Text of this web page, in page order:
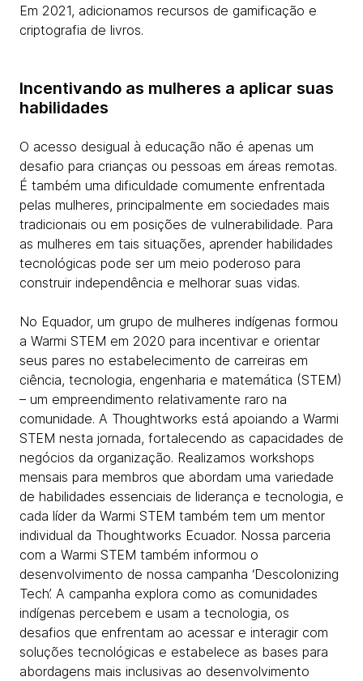
Em 2021, adicionamos recursos de gamificação e
criptografia de livros.
Incentivando as mulheres a aplicar suas
habilidades
O acesso desigual à educação não é apenas um
desafio para crianças ou pessoas em áreas remotas.
É também uma dificuldade comumente enfrentada
pelas mulheres, principalmente em sociedades mais
tradicionais ou em posições de vulnerabilidade. Para
as mulheres em tais situações, aprender habilidades
tecnológicas pode ser um meio poderoso para
construir independência e melhorar suas vidas.
No Equador, um grupo de mulheres indígenas formou
a Warmi STEM em 2020 para incentivar e orientar
seus pares no estabelecimento de carreiras em
ciência, tecnologia, engenharia e matemática (STEM)
– um empreendimento relativamente raro na
comunidade. A Thoughtworks está apoiando a Warmi
STEM nesta jornada, fortalecendo as capacidades de
negócios da organização. Realizamos workshops
mensais para membros que abordam uma variedade
de habilidades essenciais de liderança e tecnologia, e
cada líder da Warmi STEM também tem um mentor
individual da Thoughtworks Ecuador. Nossa parceria
com a Warmi STEM também informou o
desenvolvimento de nossa campanha ‘Descolonizing
Tech’. A campanha explora como as comunidades
indígenas percebem e usam a tecnologia, os
desafios que enfrentam ao acessar e interagir com
soluções tecnológicas e estabelece as bases para
abordagens mais inclusivas ao desenvolvimento